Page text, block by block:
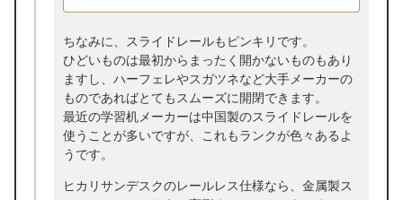
必要もありません。
ちなみに、スライドレールもピンキリです。
ひどいものは最初からまったく開かないものもあり
ますし、ハーフェレやスガツネなど大手メーカーの
ものであればとてもスムーズに開閉できます。
最近の学習机メーカーは中国製のスライドレールを
使うことが多いですが、これもランクが色々あるよ
うです。
ヒカリサンデスクのレールレス仕様なら、金属製ス